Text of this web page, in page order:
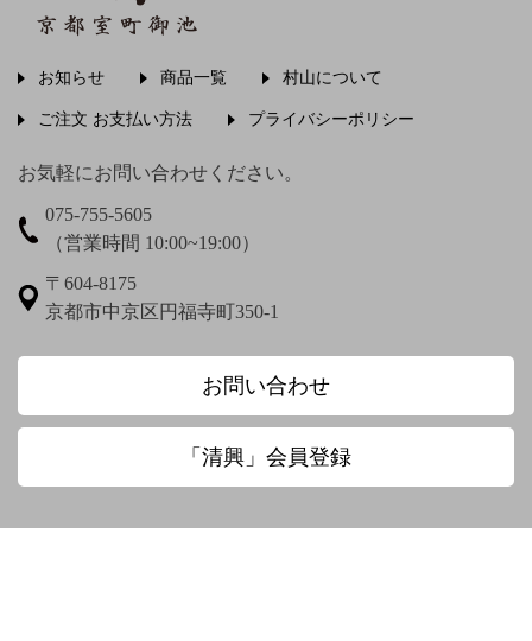
梅渓通治
圓珠庵羅城
大田垣蓮月 大田垣蓮月 鈴木百年
大田垣蓮月賛 松岡環翠画 大谷光演
お知らせ 商品一覧 村山について
ご注文 お支払い方法 プライバシーポリシー
お気軽にお問い合わせください。
075-755-5605
（営業時間 10:00~19:00）
〒604-8175
京都市中京区円福寺町350-1
お問い合わせ
「清興」会員登録